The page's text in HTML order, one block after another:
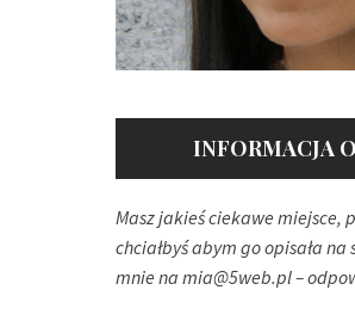
INFORMACJA
Masz jakieś ciekawe miejsce,
chciałbyś abym go opisała
mnie na mia@5web.pl–